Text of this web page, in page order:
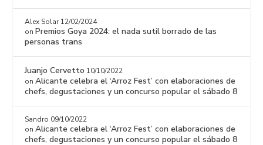
Alex Solar 12/02/2024
onPremios Goya 2024: el nada sutil borrado de las
personas trans
Juanjo Cervetto 10/10/2022
onAlicante celebra el ‘Arroz Fest’ con elaboraciones de
chefs, degustaciones y un concurso popular el sábado 8
Sandro 09/10/2022
onAlicante celebra el ‘Arroz Fest’ con elaboraciones de
chefs, degustaciones y un concurso popular el sábado 8